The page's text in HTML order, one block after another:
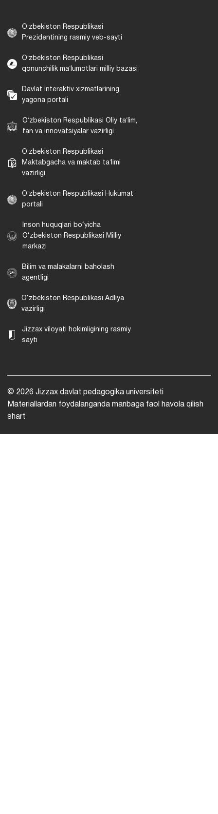
Oʻzbekiston Respublikasi
Prezidentining rasmiy veb-sayti
Oʻzbekiston Respublikasi
qonunchilik maʼlumotlari milliy bazasi
Davlat interaktiv xizmatlarining
yagona portali
Oʻzbekiston Respublikasi Oliy taʼlim,
fan va innovatsiyalar vazirligi
Oʻzbekiston Respublikasi
Maktabgacha va maktab taʼlimi
vazirligi
Oʻzbekiston Respublikasi Hukumat
portali
Inson huquqlari bo‘yicha
O‘zbekiston Respublikasi Milliy
markazi
Bilim va malakalarni baholash
agentligi
O‘zbekiston Respublikasi Adliya
vazirligi
Jizzax viloyati hokimligining rasmiy
sayti
© 2026 Jizzax davlat pedagogika universiteti
Materiallardan foydalanganda manbaga faol havola qilish
shart